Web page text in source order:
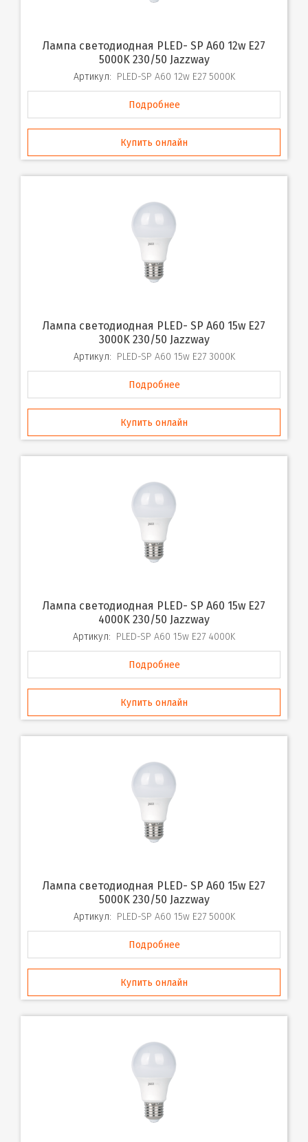
Лампа светодиодная PLED- SP A60 12w E27
5000K 230/50 Jazzway
Артикул: PLED-SP A60 12w E27 5000K
Подробнее
Купить онлайн
Лампа светодиодная PLED- SP A60 15w E27
3000K 230/50 Jazzway
Артикул: PLED-SP A60 15w E27 3000K
Подробнее
Купить онлайн
Лампа светодиодная PLED- SP A60 15w E27
4000K 230/50 Jazzway
Артикул: PLED-SP A60 15w E27 4000K
Подробнее
Купить онлайн
Лампа светодиодная PLED- SP A60 15w E27
5000K 230/50 Jazzway
Артикул: PLED-SP A60 15w E27 5000K
Подробнее
Купить онлайн